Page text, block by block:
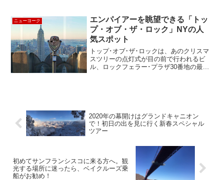
の、空想の動物、ディズニー映画の題材
の動物に遭遇。ライドやショ...
ニューヨーク
エンパイアーを眺望できる「トッ
プ・オブ・ザ・ロック」NYの人
気スポット
トップ･オブ･ザ･ロックは、あのクリスマ
スツリーの点灯式が目の前で行われるビ
ル、ロックフェラー･プラザ30番地の最上
2020年の幕開けはグランドキャニオン
で！初日の出を見に行く新春スペシャル
ツアー
初めてサンフランシスコに来る方へ。観
光する場所に迷ったら、ベイクルーズ乗
船がお勧め！